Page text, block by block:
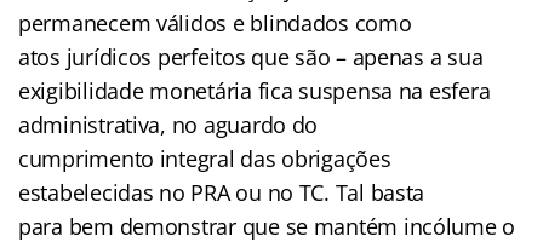
permanecem válidos e blindados como
atos jurídicos perfeitos que são – apenas a sua
exigibilidade monetária fica suspensa na esfera
administrativa, no aguardo do
cumprimento integral das obrigações
estabelecidas no PRA ou no TC. Tal basta
para bem demonstrar que se mantém incólume o